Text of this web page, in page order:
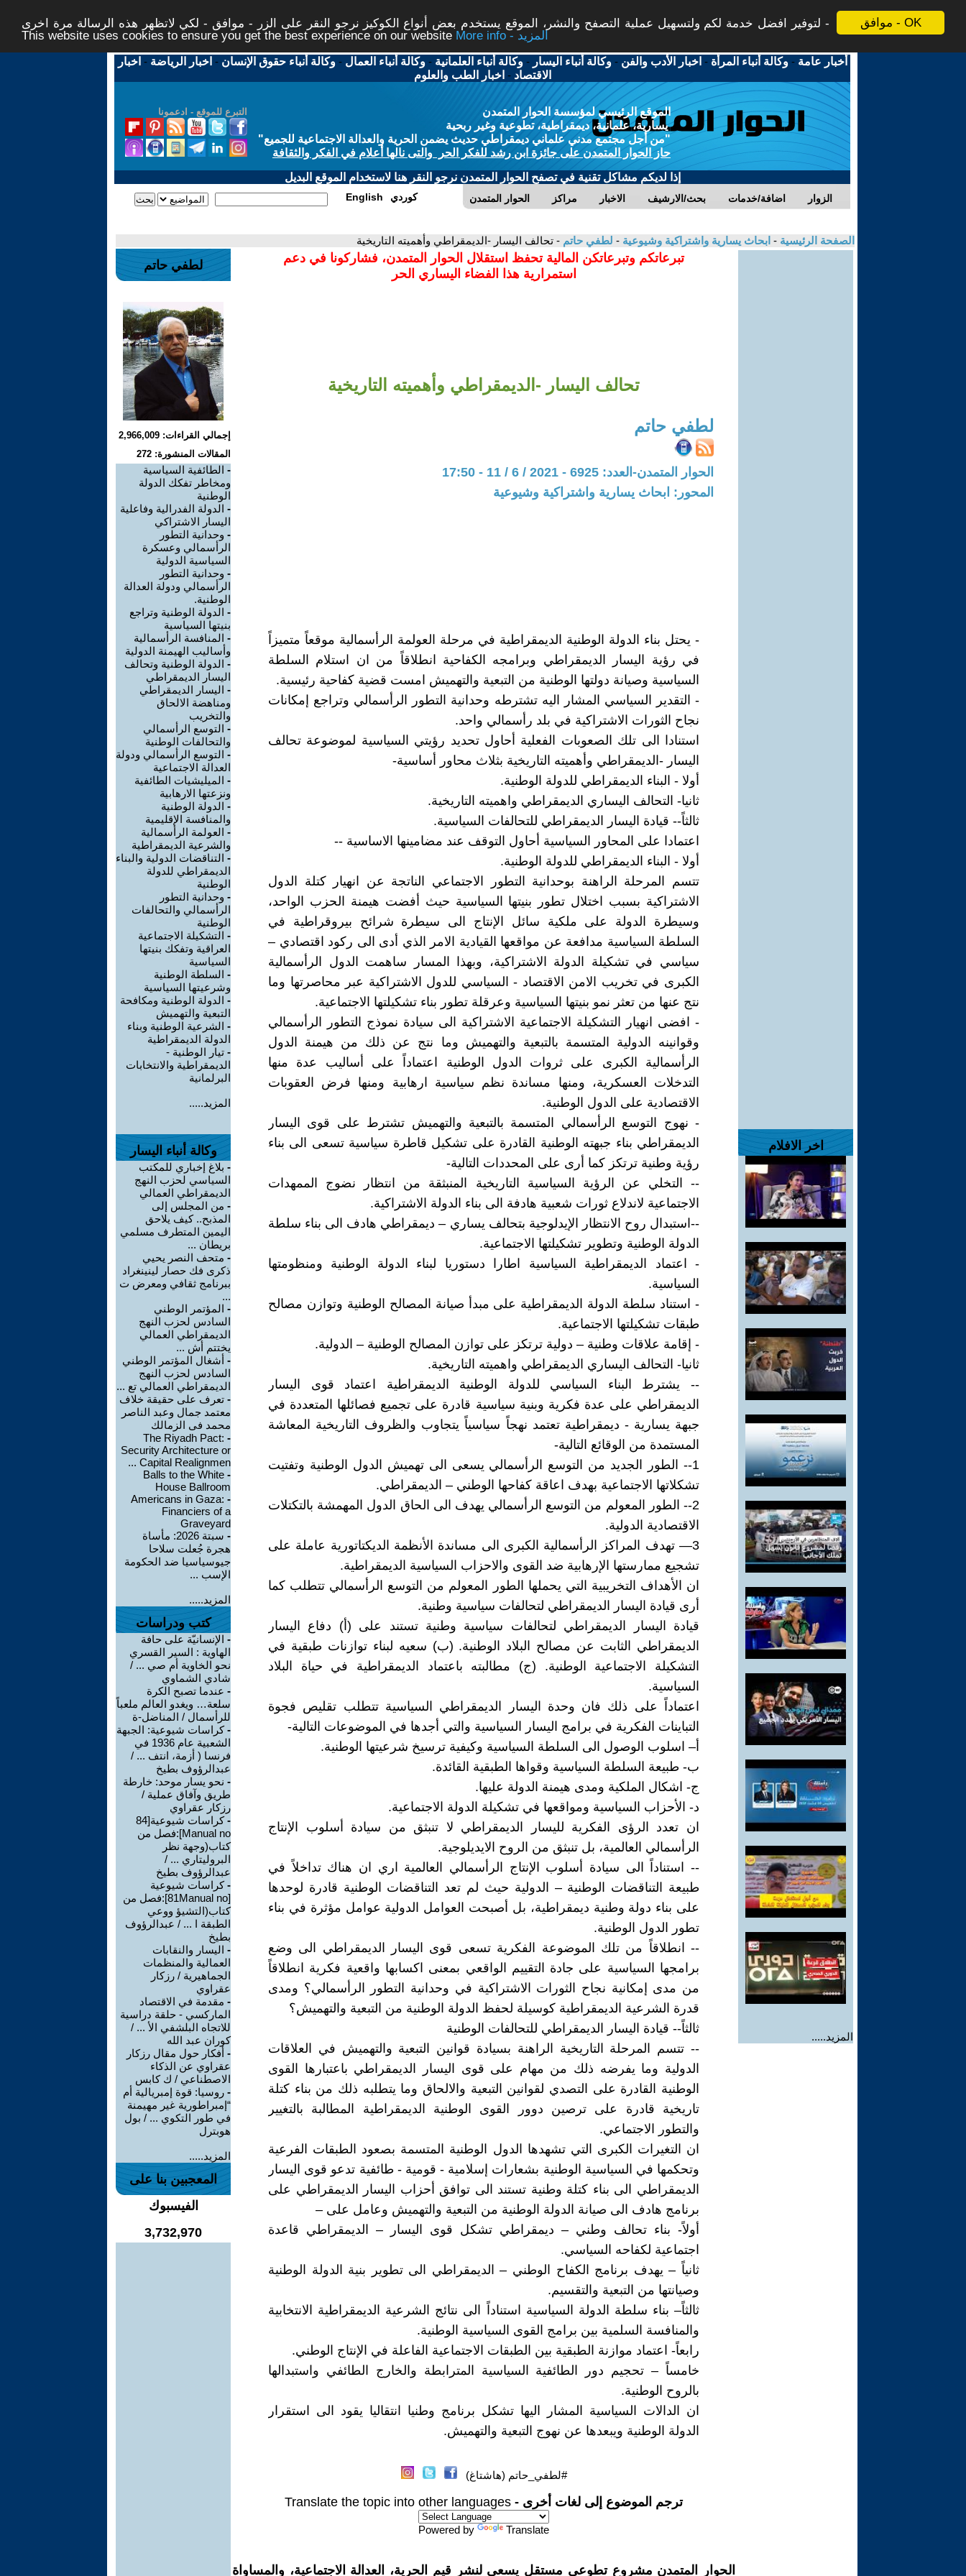
موافق - OK
لتوفير افضل خدمة لكم ولتسهيل عملية التصفح والنشر، الموقع يستخدم بعض أنواع الكوكيز نرجو النقر على الزر - موافق - لكي لاتظهر هذه الرسالة مرة اخرى -
This website uses cookies to ensure you get the best experience on our website
More info - المزيد
أخبار عامة -وكالة أنباء المرأة - اخبار الأدب والفن -وكالة أنباء اليسار -وكالة أنباء العلمانية -وكالة أنباء العمال -وكالة أنباء حقوق الإنسان - اخبار الرياضة - اخبار
الاقتصاد - اخبار الطب والعلوم
التبرع للموقع - ادعمونا
الموقع الرئيسي لمؤسسة الحوار المتمدن
يسارية، علمانية، ديمقراطية، تطوعية وغير ربحية
"من أجل مجتمع مدني علماني ديمقراطي حديث يضمن الحرية والعدالة الاجتماعية للجميع"
حاز الحوار المتمدن على جائزة ابن رشد للفكر الحر والتى نالها أعلام في الفكر والثقافة
إذا لديكم مشاكل تقنية في تصفح الحوار المتمدن نرجو النقر هنا لاستخدام الموقع البديل
الحوار المتمدن مراكز الاخبار بحث/الارشيف اضافة/خدمات الزوار English كوردي
الصفحة الرئيسية - ابحاث يسارية واشتراكية وشيوعية - لطفي حاتم - تحالف اليسار -الديمقراطي وأهميته التاريخية
اخر الافلام
المزيد.....
تبرعاتكم وتبرعاتكن المالية تحفظ استقلال الحوار المتمدن، فشاركونا في دعم
استمرارية هذا الفضاء اليساري الحر
تحالف اليسار -الديمقراطي وأهميته التاريخية
لطفي حاتم
الحوار المتمدن-العدد: 6925 - 2021 / 6 / 11 - 17:50
المحور: ابحاث يسارية واشتراكية وشيوعية
- يحتل بناء الدولة الوطنية الديمقراطية في مرحلة العولمة الرأسمالية موقعاً متميزاً
في رؤية اليسار الديمقراطي وبرامجه الكفاحية انطلاقاً من ان استلام السلطة
السياسية وصيانة دولتها الوطنية من التبعية والتهميش امست قضية كفاحية رئيسية.
- التقدير السياسي المشار اليه تشترطه وحدانية التطور الرأسمالي وتراجع إمكانات
نجاح الثورات الاشتراكية في بلد رأسمالي واحد.
استنادا الى تلك الصعوبات الفعلية أحاول تحديد رؤيتي السياسية لموضوعة تحالف
اليسار -الديمقراطي وأهميته التاريخية بثلاث محاور أساسية-
أولا - البناء الديمقراطي للدولة الوطنية.
ثانيا- التحالف اليساري الديمقراطي واهميته التاريخية.
ثالثاً-- قيادة اليسار الديمقراطي للتحالفات السياسية.
اعتمادا على المحاور السياسية أحاول التوقف عند مضامينها الاساسية --
أولا - البناء الديمقراطي للدولة الوطنية.
تتسم المرحلة الراهنة بوحدانية التطور الاجتماعي الناتجة عن انهيار كتلة الدول
الاشتراكية بسبب اختلال تطور بنيتها السياسية حيث أفضت هيمنة الحزب الواحد،
وسيطرة الدولة على ملكية سائل الإنتاج الى سيطرة شرائح بيروقراطية في
السلطة السياسية مدافعة عن مواقعها القيادية الامر الذي أدى الى ركود اقتصادي –
سياسي في تشكيلة الدولة الاشتراكية، وبهذا المسار ساهمت الدول الرأسمالية
الكبرى في تخريب الامن الاقتصاد - السياسي للدول الاشتراكية عبر محاصرتها وما
نتج عنها من تعثر نمو بنيتها السياسية وعرقلة تطور بناء تشكيلتها الاجتماعية.
- افضى انهيار التشكيلة الاجتماعية الاشتراكية الى سيادة نموذج التطور الرأسمالي
وقوانينه الدولية المتسمة بالتبعية والتهميش وما نتج عن ذلك من هيمنة الدول
الرأسمالية الكبرى على ثروات الدول الوطنية اعتماداً على أساليب عدة منها
التدخلات العسكرية، ومنها مساندة نظم سياسية ارهابية ومنها فرض العقوبات
الاقتصادية على الدول الوطنية.
- نهوج التوسع الرأسمالي المتسمة بالتبعية والتهميش تشترط على قوى اليسار
الديمقراطي بناء جبهته الوطنية القادرة على تشكيل قاطرة سياسية تسعى الى بناء
رؤية وطنية ترتكز كما أرى على المحددات التالية-
-- التخلي عن الرؤية السياسية التاريخية المنبثقة من انتظار نضوج الممهدات
الاجتماعية لاندلاع ثورات شعبية هادفة الى بناء الدولة الاشتراكية.
--استبدال روح الانتظار الإيدلوجية بتحالف يساري – ديمقراطي هادف الى بناء سلطة
الدولة الوطنية وتطوير تشكيلتها الاجتماعية.
- اعتماد الديمقراطية السياسية اطارا دستوريا لبناء الدولة الوطنية ومنظومتها
السياسية.
- استناد سلطة الدولة الديمقراطية على مبدأ صيانة المصالح الوطنية وتوازن مصالح
طبقات تشكيلتها الاجتماعية.
- إقامة علاقات وطنية – دولية ترتكز على توازن المصالح الوطنية – الدولية.
ثانيا- التحالف اليساري الديمقراطي واهميته التاريخية.
-- يشترط البناء السياسي للدولة الوطنية الديمقراطية اعتماد قوى اليسار
الديمقراطي على عدة فكرية وبنية سياسية قادرة على تجميع فصائلها المتعددة في
جبهة يسارية - ديمقراطية تعتمد نهجاً سياسياً يتجاوب والظروف التاريخية المعاشة
المستمدة من الوقائع التالية-
1-- الطور الجديد من التوسع الرأسمالي يسعى الى تهميش الدول الوطنية وتفتيت
تشكلاتها الاجتماعية بهدف اعاقة كفاحها الوطني – الديمقراطي.
2-- الطور المعولم من التوسع الرأسمالي يهدف الى الحاق الدول المهمشة بالتكتلات
الاقتصادية الدولية.
3— تهدف المراكز الرأسمالية الكبرى الى مساندة الأنظمة الديكتاتورية عاملة على
تشجيع ممارستها الإرهابية ضد القوى والاحزاب السياسية الديمقراطية.
ان الأهداف التخريبية التي يحملها الطور المعولم من التوسع الرأسمالي تتطلب كما
أرى قيادة اليسار الديمقراطي لتحالفات سياسية وطنية.
قيادة اليسار الديمقراطي لتحالفات سياسية وطنية تستند على (أ) دفاع اليسار
الديمقراطي الثابت عن مصالح البلاد الوطنية. (ب) سعيه لبناء توازنات طبقية في
التشكيلة الاجتماعية الوطنية. (ج) مطالبته باعتماد الديمقراطية في حياة البلاد
السياسية.
اعتماداً على ذلك فان وحدة اليسار الديمقراطي السياسية تتطلب تقليص فجوة
التباينات الفكرية في برامج اليسار السياسية والتي أجدها في الموضوعات التالية-
أ– اسلوب الوصول الى السلطة السياسية وكيفية ترسيخ شرعيتها الوطنية.
ب- طبيعة السلطة السياسية وقواها الطبقية القائدة.
ج- اشكال الملكية ومدى هيمنة الدولة عليها.
د- الأحزاب السياسية ومواقعها في تشكيلة الدولة الاجتماعية.
ان تعدد الرؤى الفكرية لليسار الديمقراطي لا تنبثق من سيادة أسلوب الإنتاج
الرأسمالي العالمية، بل تنبثق من الروح الايديلوجية.
-- استناداً الى سيادة أسلوب الإنتاج الرأسمالي العالمية اري ان هناك تداخلاً في
طبيعة التناقضات الوطنية – الدولية حيث لم تعد التناقضات الوطنية قادرة لوحدها
على بناء دولة وطنية ديمقراطية، بل أصبحت العوامل الدولية عوامل مؤثرة في بناء
تطور الدول الوطنية.
-- انطلاقاً من تلك الموضوعة الفكرية تسعى قوى اليسار الديمقراطي الى وضع
برامجها السياسية على جادة التقييم الواقعي بمعنى اكسابها واقعية فكرية انطلاقاً
من مدى إمكانية نجاح الثورات الاشتراكية في وحدانية التطور الرأسمالي؟ ومدى
قدرة الشرعية الديمقراطية كوسيلة لحفظ الدولة الوطنية من التبعية والتهميش؟
ثالثاً-- قيادة اليسار الديمقراطي للتحالفات الوطنية
-- تتسم المرحلة التاريخية الراهنة بسيادة قوانين التبعية والتهميش في العلاقات
الدولية وما يفرضه ذلك من مهام على قوى اليسار الديمقراطي باعتبارها القوى
الوطنية القادرة على التصدي لقوانين التبعية والالحاق وما يتطلبه ذلك من بناء كتلة
تاريخية قادرة على ترصين دوور القوى الوطنية الديمقراطية المطالبة بالتغيير
والتطور الاجتماعي.
ان التغيرات الكبرى التي تشهدها الدول الوطنية المتسمة بصعود الطبقات الفرعية
وتحكمها في السياسية الوطنية بشعارات إسلامية - قومية - طائفية تدعو قوى اليسار
الديمقراطي الى بناء كتلة وطنية تستند الى توافق أحزاب اليسار الديمقراطي على
برنامج هادف الى صيانة الدولة الوطنية من التبعية والتهميش وعامل على –
أولاً- بناء تحالف وطني – ديمقراطي تشكل قوى اليسار – الديمقراطي قاعدة
اجتماعية لكفاحه السياسي.
ثانياً – يهدف برنامج الكفاح الوطني – الديمقراطي الى تطوير بنية الدولة الوطنية
وصيانتها من التبعية والتقسيم.
ثالثاً– بناء سلطة الدولة السياسية استناداً الى نتائج الشرعية الديمقراطية الانتخابية
والمنافسة السلمية بين برامج القوى السياسية الوطنية.
رابعاً- اعتماد موازنة الطبقية بين الطبقات الاجتماعية الفاعلة في الإنتاج الوطني.
خامساً – تحجيم دور الطائفية السياسية المترابطة والخارج الطائفي واستبدالها
بالروح الوطنية.
ان الدالات السياسية المشار اليها تشكل برنامج وطنيا انتقاليا يقود الى استقرار
الدولة الوطنية ويبعدها عن نهوج التبعية والتهميش.
#لطفي_حاتم (هاشتاغ)
ترجم الموضوع إلى لغات أخرى - Translate the topic into other languages
Powered by Translate
الحوار المتمدن مشروع تطوعي مستقل يسعى لنشر قيم الحرية، العدالة الاجتماعية، والمساواة
لطفي حاتم
إجمالي القراءات: 2,966,009
المقالات المنشورة: 272
- الطائفية السياسية
ومخاطر تفكك الدولة
الوطنية
- الدولة الفدرالية وفاعلية
اليسار الاشتراكي
- وحدانية التطور
الرأسمالي وعسكرة
السياسية الدولية
- وحدانية التطور
الرأسمالي ودولة العدالة
الوطنية.
- الدولة الوطنية وتراجع
بنيتها السياسية
- المنافسة الرأسمالية
وأساليب الهيمنة الدولية
- الدولة الوطنية وتحالف
اليسار الديمقراطي
- اليسار الديمقراطي
ومناهضة الالحاق
والتخريب
- التوسع الرأسمالي
والتحالفات الوطنية
- التوسع الرأسمالي ودولة
العدالة الاجتماعية
- الميليشيات الطائفية
ونزعتها الارهابية
- الدولة الوطنية
والمنافسة الإقليمية
- العولمة الرأسمالية
والشرعية الديمقراطية
- التناقضات الدولية والبناء
الديمقراطي للدولة
الوطنية
- وحدانية التطور
الرأسمالي والتحالفات
الوطنية
- التشكيلة الاجتماعية
العراقية وتفكك بنيتها
السياسية
- السلطة الوطنية
وشرعيتها السياسية
- الدولة الوطنية ومكافحة
التبعية والتهميش
- الشرعية الوطنية وبناء
الدولة الديمقراطية
- تيار الوطنية -
الديمقراطية والانتخابات
البرلمانية
المزيد.....
وكالة أنباء اليسار
- بلاغ إخباري للمكتب
السياسي لحزب النهج
الديمقراطي العمالي
- من المجلس إلى
المذبح.. كيف يلاحق
اليمين المتطرف مسلمي
بريطان ...
- متحف النصر يحيي
ذكرى فك حصار لينينغراد
ببرنامج ثقافي ومعرض ت
...
- المؤتمر الوطني
السادس لحزب النهج
الديمقراطي العمالي
يختتم أش ...
- أشغال المؤتمر الوطني
السادس لحزب النهج
الديمقراطي العمالي تع ...
- تعرف على حقيقة خلاف
معتمد جمال وعبد الناصر
محمد فى الزمالك
-
The Riyadh Pact:
Security Architecture or
Capital Realignmen ...
-
Balls to the White
House Ballroom
-
Americans in Gaza:
Financiers of a
Graveyard
-
سبتة 2026: مأساة
هجرة جُعلت سلاحا
جيوسياسيا ضد الحكومة
الإسب ...
المزيد.....
كتب ودراسات
- الإنسانيّة على حافة
الهاوية : السير القسري
نحو الخاوية أم صي ... /
شادي الشماوي
- عندما تصبح الكرة
سلعة… ويغدو العالم ملعباً
للرأسمال / المناضل-ة
-كراسات شيوعية: الجبهة
الشعبية عام 1936 في
فرنسا ( أزمة، انتف ... /
عبدالرؤوف بطيخ
- نحو يسار موحد: خارطة
طريق وآفاق عملية /
رزكار عقراوي
-
كراسات شيوعية[84
Manual no]:فصل من
كتاب(وجهة نظر
البروليتاري ... /
عبدالرؤوف بطيخ
-كراسات شيوعية
[81Manual no]:فصل من
كتاب(التشيؤ ووعي
الطبقة ا ... / عبدالرؤوف
بطيخ
- اليسار والنقابات
العمالية والمنظمات
الجماهيرية / رزكار
عقراوي
- مقدمة في الاقتصاد
الماركسي - حلقة دراسية
للاتجاه البلشفي الأ ... /
كوران عبد الله
- أفكار حول مقال رزكار
عقراوي عن الذكاء
الاصطناعي / ك كابس
- روسيا: قوة إمبريالية أم
“إمبراطورية غير مهيمنة
في طور التكوي ... / بول
هوبترل
المزيد.....
المعجبين بنا على
الفيسبوك
3,732,970